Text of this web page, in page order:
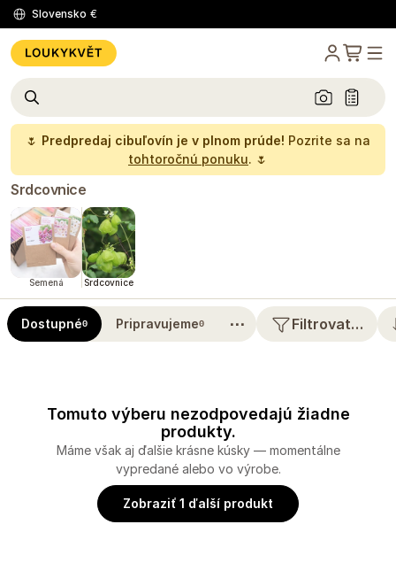
Slovensko €
🌷 Predpredaj cibuľovín je v plnom prúde! Pozrite sa na
tohtoročnú ponuku. 🌷
Srdcovnice
Semená Srdcovnice
Dostupné0 Pripravujeme0 ⋯ Filtrovat…
Tomuto výberu nezodpovedajú žiadne
produkty.
Máme však aj ďalšie krásne kúsky — momentálne
vypredané alebo vo výrobe.
Zobraziť 1 ďalší produkt